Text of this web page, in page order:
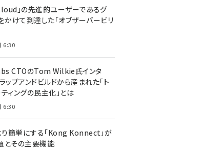
」の先進的ユーザーであるグ
かけて到達した「オブザーバービリ
6:30
CTOのTom Wilkie氏インタ
ップアンドビルドから産まれた「ト
ィングの民主化」とは
6:30
簡単にする「Kong Konnect」が
とその主要機能